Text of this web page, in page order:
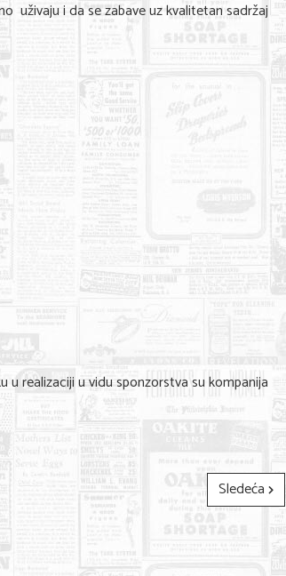
uživaju i da se zabave uz kvalitetan sadržaj
realizaciji u vidu sponzorstva su kompanija
Sledeća